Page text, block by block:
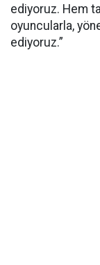
ediyoruz. Hem
oyuncularla,
ediyoruz.”